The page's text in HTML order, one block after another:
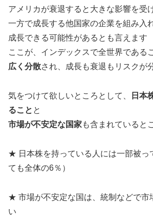
アメリカが衰退すると大きな影響を受
一方で成長する他国家の企業を組み入
成長できる可能性があるとも言えます
ここが、インデックスで全世界である
広く分散され、成長も衰退もリスクが
気をつけて欲しいところとして、
日本
ること と
市場が不安定な国家も含まれていると
★ 日本株を持っている人には一部被っ
ても全体の6％）
★ 市場が不安定な国は、統制などで市
い